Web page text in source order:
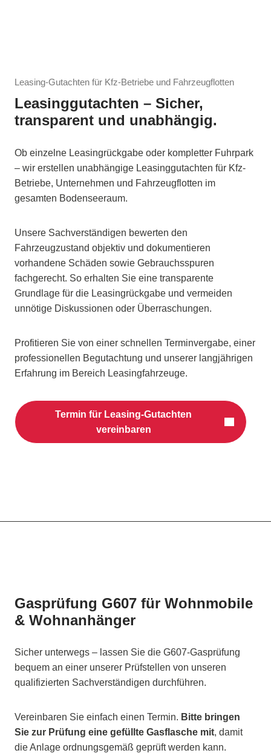
Leasing-Gutachten für Kfz-Betriebe und Fahrzeugflotten
Leasinggutachten – Sicher,
transparent und unabhängig.
Ob einzelne Leasingrückgabe oder kompletter Fuhrpark
– wir erstellen unabhängige Leasinggutachten für Kfz-
Betriebe, Unternehmen und Fahrzeugflotten im
gesamten Bodenseeraum.
Unsere Sachverständigen bewerten den
Fahrzeugzustand objektiv und dokumentieren
vorhandene Schäden sowie Gebrauchsspuren
fachgerecht. So erhalten Sie eine transparente
Grundlage für die Leasingrückgabe und vermeiden
unnötige Diskussionen oder Überraschungen.
Profitieren Sie von einer schnellen Terminvergabe, einer
professionellen Begutachtung und unserer langjährigen
Erfahrung im Bereich Leasingfahrzeuge.
Termin für Leasing-Gutachten
vereinbaren
Gasprüfung G607 für Wohnmobile
& Wohnanhänger
Sicher unterwegs – lassen Sie die G607-Gasprüfung
bequem an einer unserer Prüfstellen von unseren
qualifizierten Sachverständigen durchführen.
Vereinbaren Sie einfach einen Termin. Bitte bringen
Sie zur Prüfung eine gefüllte Gasflasche mit, damit
die Anlage ordnungsgemäß geprüft werden kann.